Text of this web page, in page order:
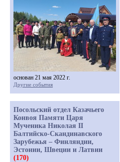
основан 21 мая 2022 г.
Другие события
Посольский отдел Казачьего
Конвоя Памяти Царя
Мученика Николая II
Балтийско-Скандинавского
Зарубежья – Финляндии,
Эстонии, Швеции и Латвии
(170)